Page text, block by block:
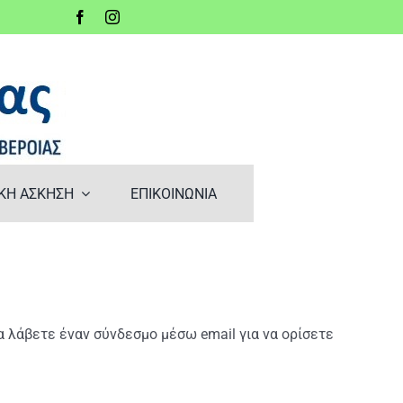
ΑΣΚΗΣΗ ΕΠΙΚΟΙΝΩΝΙΑ
έναν σύνδεσμο μέσω email για να ορίσετε